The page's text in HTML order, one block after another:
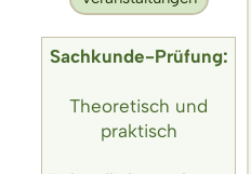
Sachkunde-Prüfung:
Theoretisch und
praktisch